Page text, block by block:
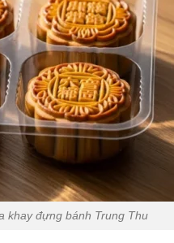
khay đựng bánh Trung Thu